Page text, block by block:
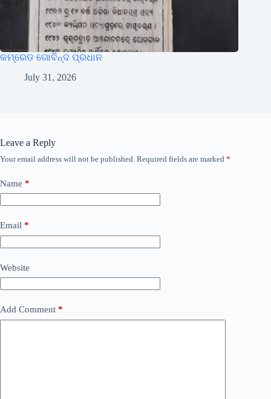
କମ୍ରେଡ ଗୋବିନ୍ଦ ପ୍ରଧାନ
July 31, 2026
Leave a Reply
Your email address will not be published. Required fields are marked *
Name *
Email *
Website
Add Comment *